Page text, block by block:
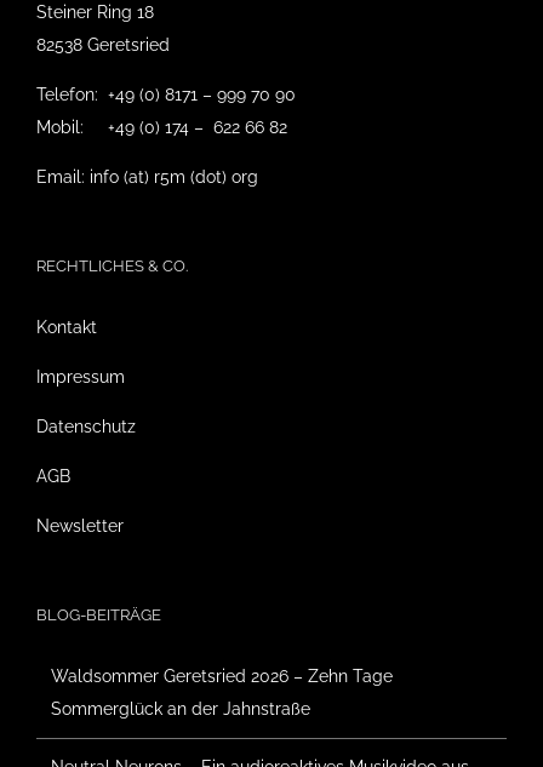
Steiner Ring 18
82538 Geretsried
Telefon: +49 (0) 8171 – 999 70 90
Mobil: +49 (0) 174 – 622 66 82
Email: info (at) r5m (dot) org
RECHTLICHES & CO.
Kontakt
Impressum
Datenschutz
AGB
Newsletter
BLOG-BEITRÄGE
Waldsommer Geretsried 2026 – Zehn Tage
Sommerglück an der Jahnstraße